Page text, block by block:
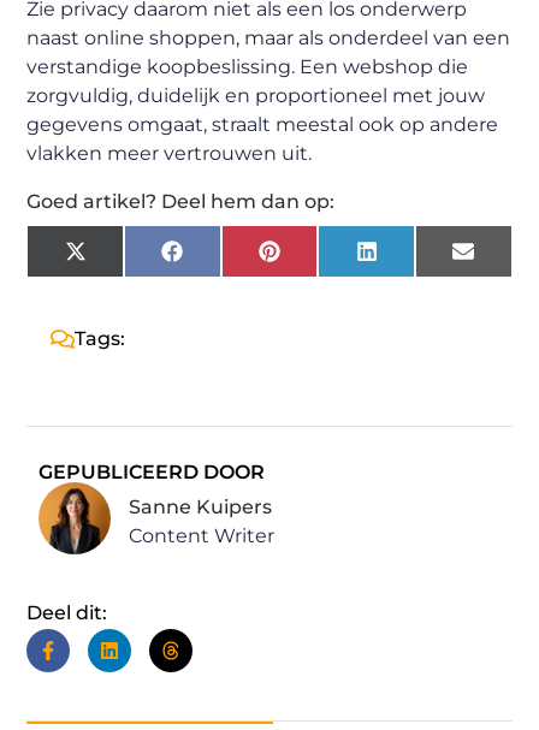
Zie privacy daarom niet als een los onderwerp
naast online shoppen, maar als onderdeel van een
verstandige koopbeslissing. Een webshop die
zorgvuldig, duidelijk en proportioneel met jouw
gegevens omgaat, straalt meestal ook op andere
vlakken meer vertrouwen uit.
Goed artikel? Deel hem dan op:
X
(Twitter)
FacebookPinterestLinkedIn Email
Tags:
GEPUBLICEERD DOOR
Sanne Kuipers
Content Writer
Deel dit: